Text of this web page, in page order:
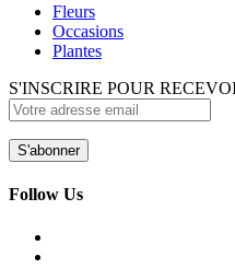
Fleurs
Occasions
Plantes
S'INSCRIRE POUR
Follow Us